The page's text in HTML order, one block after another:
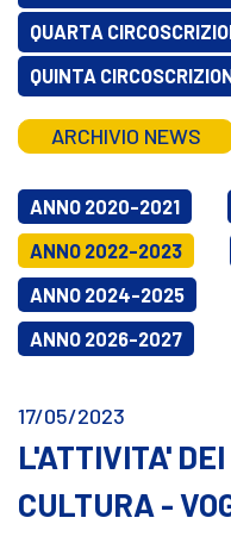
QUARTA
QUINTA
ARCHIVIO NEWS
ANNO 2020-2021
ANNO 2022-2023
ANNO 2024-2025
ANNO 2026-2027
17/05/2023
L'ATTIVITA'
CULTURA -